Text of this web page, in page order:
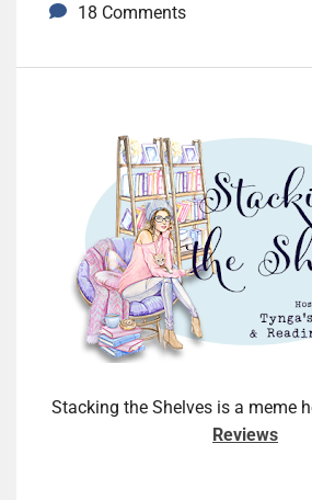
18 Comments
Stacking the Shelves is a meme
Reviews